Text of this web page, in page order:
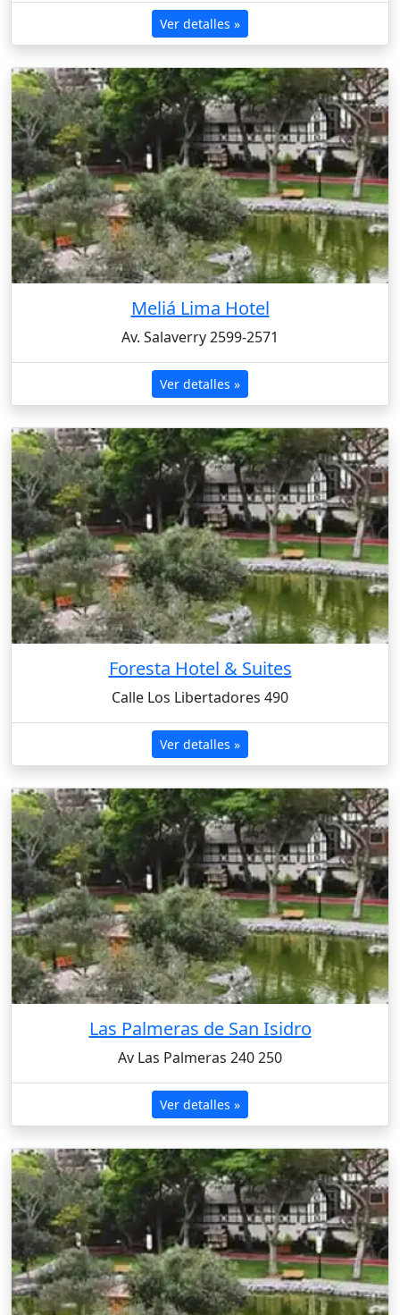
Ver detalles »
Meliá Lima Hotel
Av. Salaverry 2599-2571
Ver detalles »
Foresta Hotel & Suites
Calle Los Libertadores 490
Ver detalles »
Las Palmeras de San Isidro
Av Las Palmeras 240 250
Ver detalles »